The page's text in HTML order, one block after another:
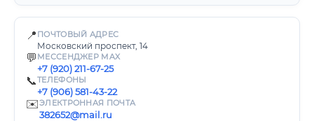
📍 ПОЧТОВЫЙ АДРЕС
Московский проспект, 14
💬 МЕССЕНДЖЕР MAX
+7 (920) 211-67-25
📞ТЕЛЕФОНЫ
+7 (906) 581-43-22
✉️ЭЛЕКТРОННАЯ ПОЧТА
382652@mail.ru